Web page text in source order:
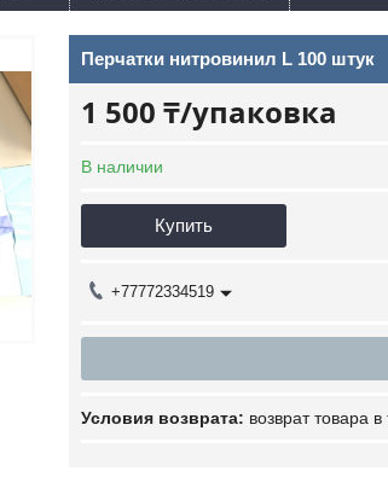
Перчатки нитровинил L 100 штук
1 500 ₸/упаковка
В наличии
Купить
+77772334519
возврат товара